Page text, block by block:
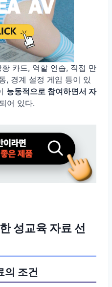
카드, 역할 연습, 직접 만
, 경계 설정 게임 등이 있
능동적으로 참여하면서 자
어 있다.
성교육 자료 선
의 조건